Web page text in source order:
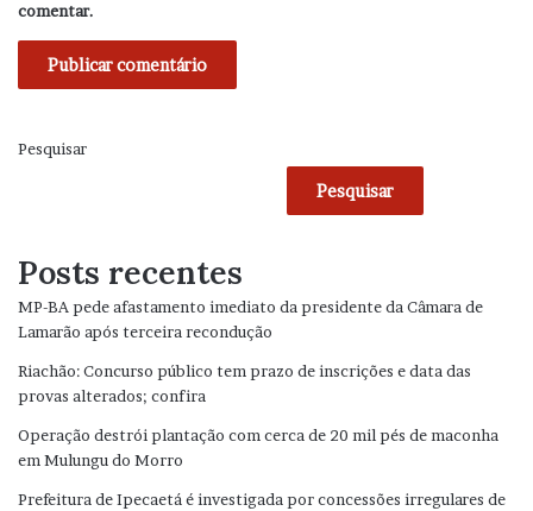
comentar.
Pesquisar
Pesquisar
Posts recentes
MP-BA pede afastamento imediato da presidente da Câmara de
Lamarão após terceira recondução
Riachão: Concurso público tem prazo de inscrições e data das
provas alterados; confira
Operação destrói plantação com cerca de 20 mil pés de maconha
em Mulungu do Morro
Prefeitura de Ipecaetá é investigada por concessões irregulares de